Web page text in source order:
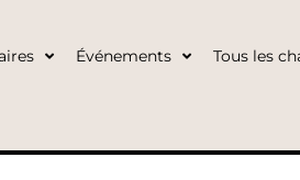
Événements Tous les